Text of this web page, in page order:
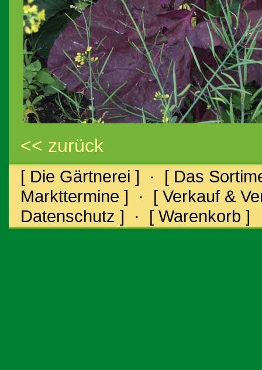
<< zurück
[ Die Gärtnerei ] · [ Das
Markttermine ] · [ Verkauf &
Datenschutz ] · [ Warenkorb ]